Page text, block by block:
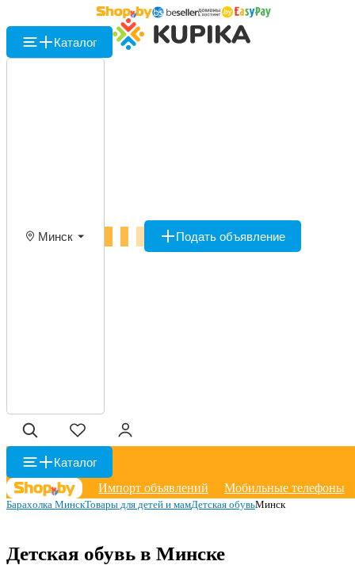
Каталог
Минск Подать объявление
Каталог
Импорт объявлений
Мобильные телефоны
Барахолка МинскТовары для детей и мамДетская обувьМинск
Детская обувь в Минске